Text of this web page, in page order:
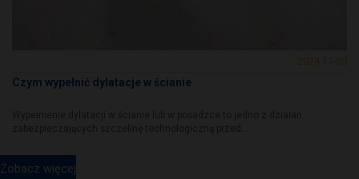
2024-11-30
Czym wypełnić dylatacje w ścianie
Zobacz więcej